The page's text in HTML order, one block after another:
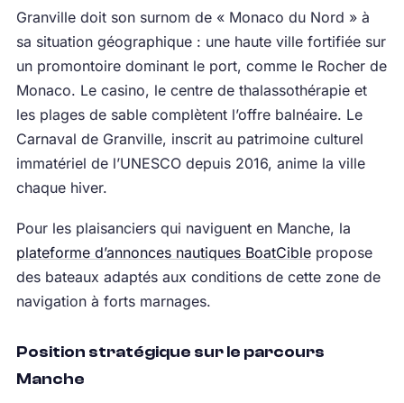
Granville doit son surnom de « Monaco du Nord » à
sa situation géographique : une haute ville fortifiée sur
un promontoire dominant le port, comme le Rocher de
Monaco. Le casino, le centre de thalassothérapie et
les plages de sable complètent l’offre balnéaire. Le
Carnaval de Granville, inscrit au patrimoine culturel
immatériel de l’UNESCO depuis 2016, anime la ville
chaque hiver.
Pour les plaisanciers qui naviguent en Manche, la
plateforme d’annonces nautiques BoatCiblepropose
des bateaux adaptés aux conditions de cette zone de
navigation à forts marnages.
Position stratégique sur le parcours
Manche